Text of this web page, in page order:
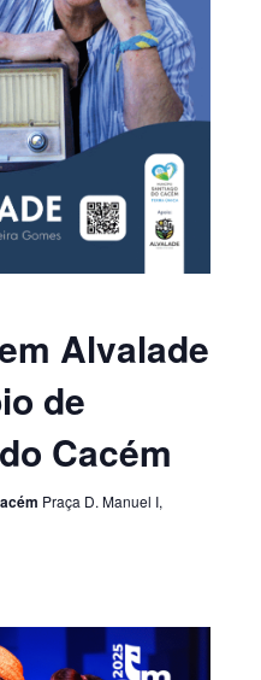
Alvalade
de
Cacém
Praça D. Manuel I,